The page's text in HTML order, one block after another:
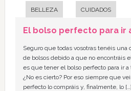
BELLEZA CUIDADOS
El bolso perfecto para ir
Seguro que todas vosotras tenéis una
de bolsos debido a que no encontráis
es que tener el bolso perfecto para ir a
¿No es cierto? Por eso siempre que
perfecto lo compráis y, finalmente, lo […]